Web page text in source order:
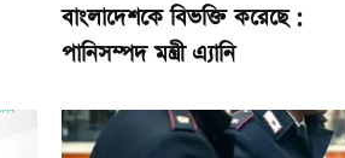
বাংলাদেশকে বিভক্তি করেছে :
পানিসম্পদ মন্ত্রী এ্যানি